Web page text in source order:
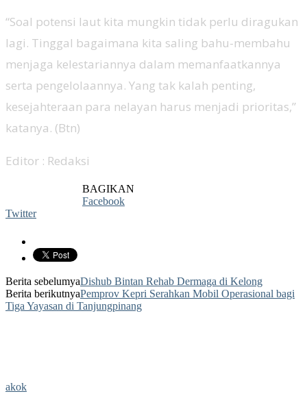
“Soal potensi laut kita mungkin tidak perlu diragukan
lagi. Tinggal bagaimana kita saling bahu-membahu
menjaga kelestariannya dalam memanfaatkannya
serta pengelolaannya. Yang tak kalah penting,
kesejahteraan para nelayan harus menjadi prioritas,”
katanya. (Btn)
Editor : Redaksi
BAGIKAN
Facebook
Twitter
Berita sebelumyaDishub Bintan Rehab Dermaga di Kelong
Berita berikutnyaPemprov Kepri Serahkan Mobil Operasional bagi
Tiga Yayasan di Tanjungpinang
akok